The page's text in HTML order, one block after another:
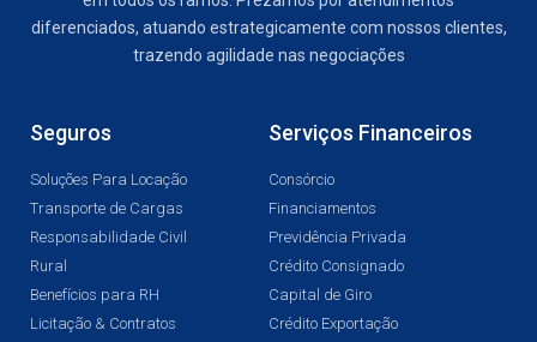
diferenciados, atuando estrategicamente com nossos clientes,
trazendo agilidade nas negociações
Seguros
Soluções Para Locação
Transporte de Cargas
Responsabilidade Civil
Rural
Benefícios para RH
Licitação & Contratos
Serviços Financeiros
Consórcio
Financiamentos
Previdência Privada
Crédito Consignado
Capital de Giro
Crédito Exportação